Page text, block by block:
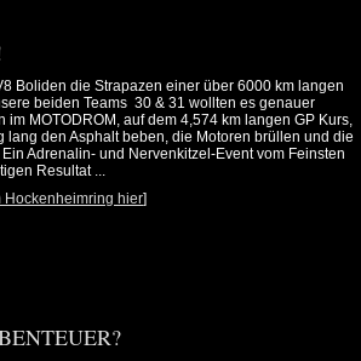
Boliden die Strapazen einer über 6000 km langen
beiden Teams 30 & 31 wollten es genauer
im MOTODROM, auf dem 4,574 km langen GP Kurs,
lang den Asphalt beben, die Motoren brüllen und die
Adrenalin- und Nervenkitzel-Event vom Feinsten
Resultat ...
Hockenheimring hier]